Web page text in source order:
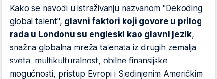
Kako se navodi u istraživanju nazvanom "Dekoding
global talent", glavni faktori koji govore u prilog
rada u Londonu su engleski kao glavni jezik,
snažna globalna mreža talenata iz drugih zemalja
sveta, multikulturalnost, obilne finansijske
mogućnosti, pristup Evropi i Sjedinjenim Američkim